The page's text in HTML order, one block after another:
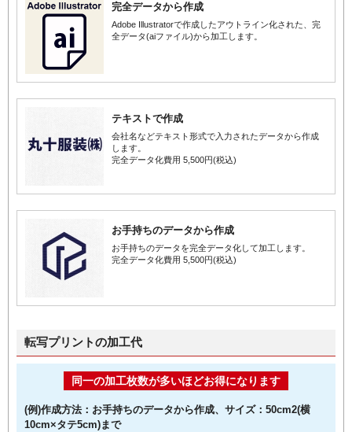
完全データから作成
Adobe Illustratorで作成したアウトライン化された、完
全データ(aiファイル)から加工します。
テキストで作成
会社名などテキスト形式で入力されたデータから作成
します。
完全データ化費用 5,500円(税込)
お手持ちのデータから作成
お手持ちのデータを完全データ化して加工します。
完全データ化費用 5,500円(税込)
転写プリントの加工代
同一の加工枚数が多いほどお得になります
(例)作成方法：お手持ちのデータから作成、サイズ：50cm2(横
10cm×タテ5cm)まで